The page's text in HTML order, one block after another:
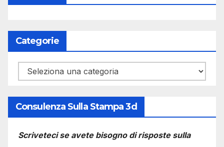
Categorie
Categorie
Consulenza Sulla Stampa 3d
Scriveteci se avete bisogno di risposte sulla